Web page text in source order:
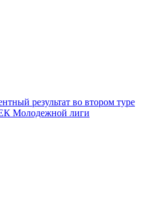
результат во втором туре
Молодежной лиги